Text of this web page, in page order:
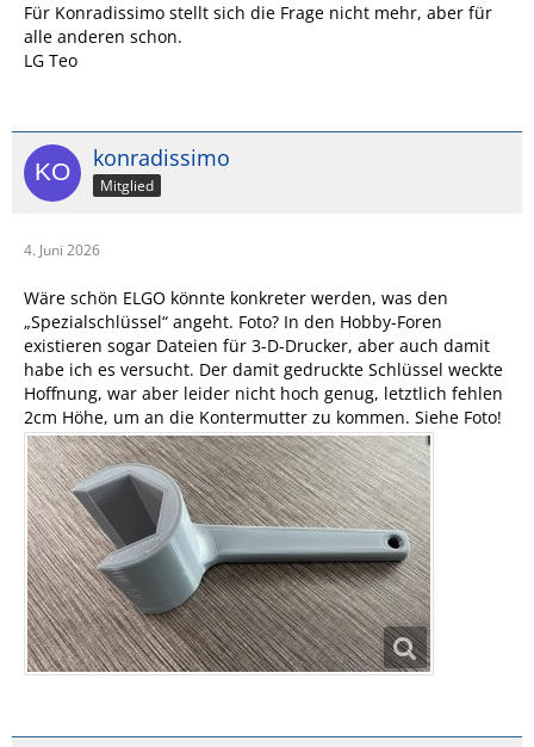
Für Konradissimo stellt sich die Frage nicht mehr, aber für
alle anderen schon.
LG Teo
konradissimo
Mitglied
4. Juni 2026
Wäre schön ELGO könnte konkreter werden, was den
„Spezialschlüssel“ angeht. Foto? In den Hobby-Foren
existieren sogar Dateien für 3-D-Drucker, aber auch damit
habe ich es versucht. Der damit gedruckte Schlüssel weckte
Hoffnung, war aber leider nicht hoch genug, letztlich fehlen
2cm Höhe, um an die Kontermutter zu kommen. Siehe Foto!